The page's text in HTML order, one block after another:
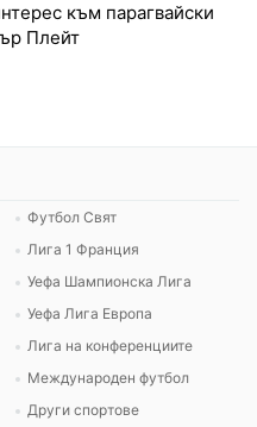
към парагвайски
Плейт
Футбол Свят
Лига 1 Франция
Уефа Шампионска Лига
Уефа Лига Европа
Лига на конференциите
Международен футбол
Други спортове